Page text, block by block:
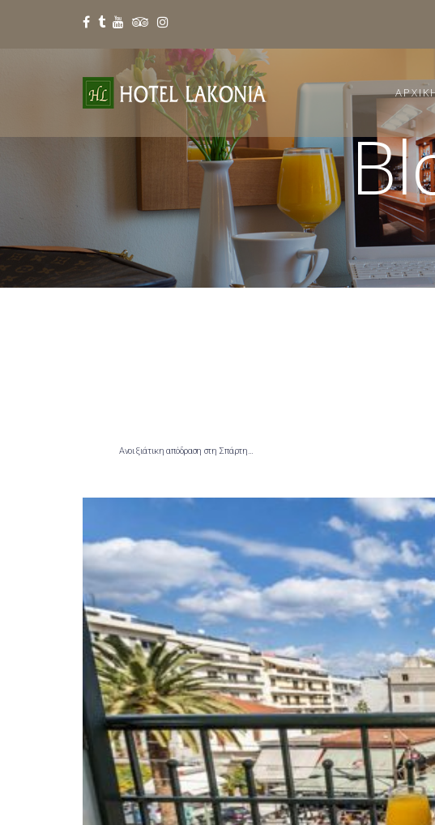
Ανοιξιάτικη απόδραση στη Σπάρτη…